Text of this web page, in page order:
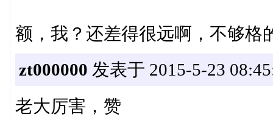
额，我？还差得很远啊，不够格
zt000000 发表于 2015-5-23
老大厉害，赞